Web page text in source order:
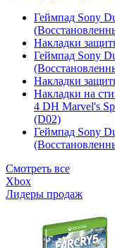
Геймпад Sony
Накладки
Геймпад Sony
Накладки
Накладки на
4 DH Marvel's
(D02)
Геймпад Sony
Смотреть все
Xbox
Лидеры продаж